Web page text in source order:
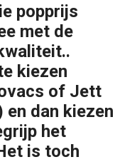
popprijs
met de
kiezen
of Jett
en dan kiezen
het
is toch